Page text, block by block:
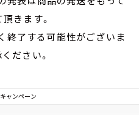
きます。
終了する可能性がございま
ださい。
ャンペーン